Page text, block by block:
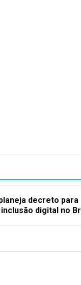
decreto para
digital no